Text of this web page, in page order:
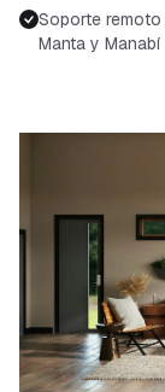
Soporte
Manta y Manabí